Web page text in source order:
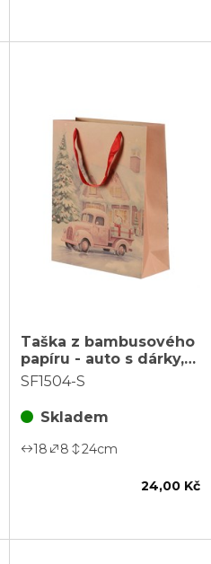
Taška z bambusového
papíru - auto s dárky,
barva hnědá, vel. S
SF1504-S
Skladem
18 8 24cm
24,00 Kč